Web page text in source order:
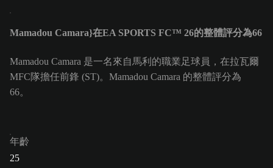
Mamadou Camara}在EA SPORTS FC™ 26的整體評分為66
Mamadou Camara 是一名來自馬利的職業足球員，在拉瓦爾
MFC隊擔任前鋒 (ST)。Mamadou Camara 的整體評分為
66。
年齡
25